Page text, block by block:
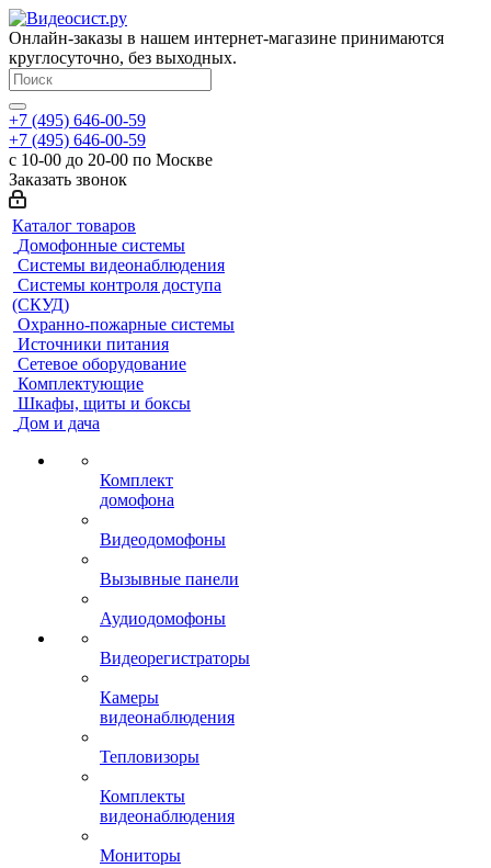
Онлайн-заказы в нашем интернет-магазине принимаются
круглосуточно, без выходных.
+7 (495) 646-00-59
+7 (495) 646-00-59
с 10-00 до 20-00 по Москве
Заказать звонок
Каталог товаров
Домофонные системы
Системы видеонаблюдения
Системы контроля доступа
(СКУД)
Охранно-пожарные системы
Источники питания
Сетевое оборудование
Комплектующие
Шкафы, щиты и боксы
Дом и дача
Комплект
домофона
Видеодомофоны
Вызывные панели
Аудиодомофоны
Видеорегистраторы
Камеры
видеонаблюдения
Тепловизоры
Комплекты
видеонаблюдения
Мониторы